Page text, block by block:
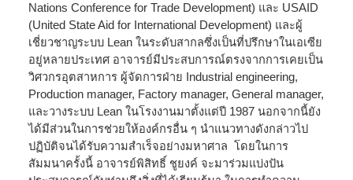
Nations Conference for Trade Development) และ USAID
(United State Aid for International Development) และผู้
เชี่ยวชาญระบบ Lean ในระดับสากลซึ่งเป็นที่ปรึกษาในเอเซีย
อยู่หลายประเทศ อาจารย์มีประสบการณ์ตรงจากการเคยเป็น
วิศวกรอุตสาหการ ผู้จัดการฝ่าย
Industrial engineering,
Production manager, Factory manager, General manager,
และวางระบบ Lean ในโรงงานมาตั้งแต่ปี 1987 นอกจากนี้ยัง
ได้มีส่วนในการช่วยให้องค์กรอื่น ๆ นำแนวทางดังกล่าวไป
ปฏิบัติจนได้รับความสำเร็จอย่างมหาศาล โดยในการ
สัมมนาครั้งนี้ อาจารย์พิสิทธิ์ ชูยงค์ จะมาร่วมแบ่งปัน